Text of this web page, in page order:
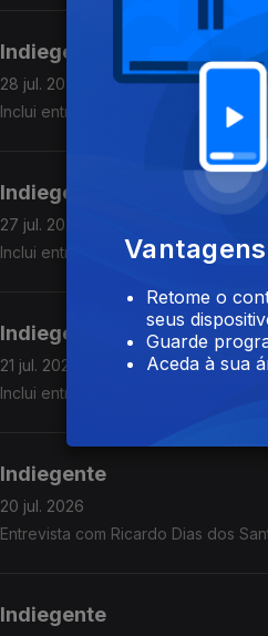
Indiegente
28 jul. 2026
Inclui entre outros KennyHoopla,
Indiegente
27 jul. 2026
Inclui entre outros N8NoFace,
Indiegente
21 jul. 2026
Inclui entre outros Queens of The
Indiegente
20 jul. 2026
Entrevista com Ricardo Dias dos
Indiegente
Vantagens
Retome o
seus
Guarde
Aceda à sua